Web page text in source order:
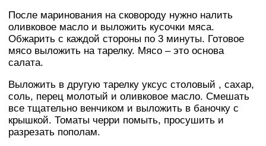
После маринования на сковороду нужно налить
оливковое масло и выложить кусочки мяса.
Обжарить с каждой стороны по 3 минуты. Готовое
мясо выложить на тарелку. Мясо – это основа
салата.
Выложить в другую тарелку уксус столовый , сахар,
соль, перец молотый и оливковое масло. Смешать
все тщательно венчиком и выложить в баночку с
крышкой. Томаты черри помыть, просушить и
разрезать пополам.